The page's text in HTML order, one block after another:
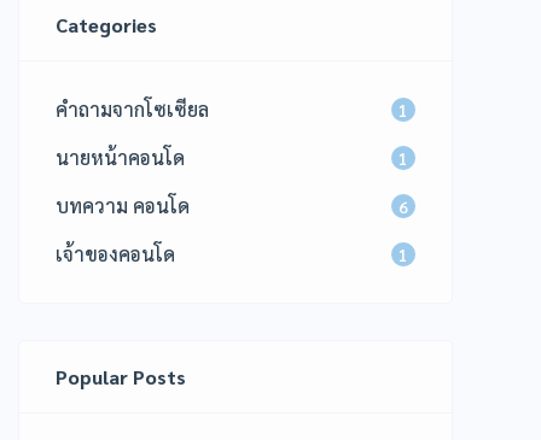
Categories
คำถามจากโซเซียล 1
นายหน้าคอนโด 1
บทความ คอนโด 6
เจ้าของคอนโด 1
Popular Posts